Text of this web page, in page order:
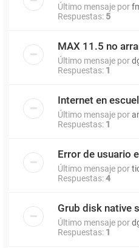
Último mensaje por
Respuestas: 5
MAX 11.5 no
Último mensaje por
Respuestas: 1
Internet en
Último mensaje por
Respuestas: 1
Error de usuario
Último mensaje por
Respuestas:4
Grub disk native
Último mensaje por
Respuestas: 1